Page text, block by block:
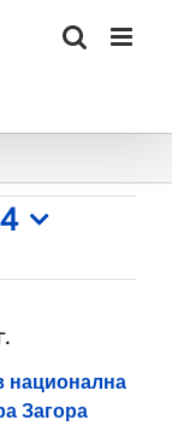
национална
Загора